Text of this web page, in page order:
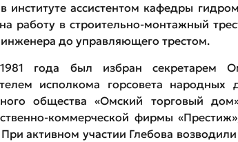
институте ассистентом кафедры
работу в строительно-монтажный
до управляющего трестом.
года был избран секретарем
исполкома горсовета народных
общества «Омский торговый
коммерческой фирмы
активном участии Глебова